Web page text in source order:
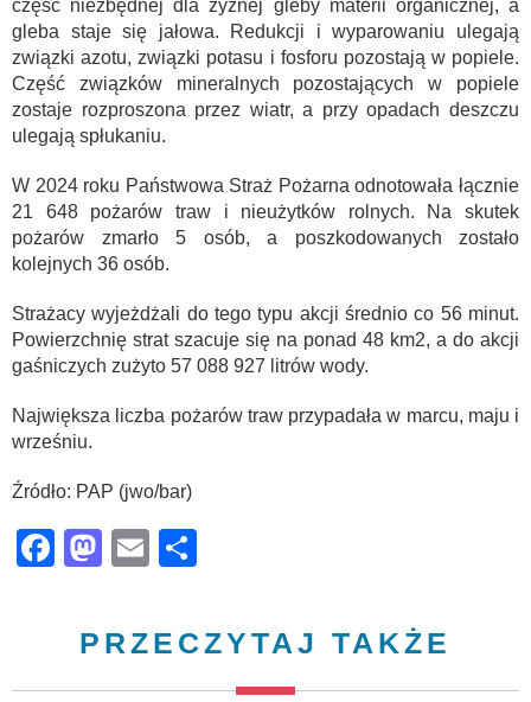
część niezbędnej dla żyznej gleby materii organicznej, a
gleba staje się jałowa. Redukcji i wyparowaniu ulegają
związki azotu, związki potasu i fosforu pozostają w popiele.
Część związków mineralnych pozostających w popiele
zostaje rozproszona przez wiatr, a przy opadach deszczu
ulegają spłukaniu.
W 2024 roku Państwowa Straż Pożarna odnotowała łącznie
21 648 pożarów traw i nieużytków rolnych. Na skutek
pożarów zmarło 5 osób, a poszkodowanych zostało
kolejnych 36 osób.
Strażacy wyjeżdżali do tego typu akcji średnio co 56 minut.
Powierzchnię strat szacuje się na ponad 48 km2, a do akcji
gaśniczych zużyto 57 088 927 litrów wody.
Największa liczba pożarów traw przypadała w marcu, maju i
wrześniu.
Źródło: PAP (jwo/bar)
Facebook
Mastodon
Email
PRZECZYTAJ TAKŻE